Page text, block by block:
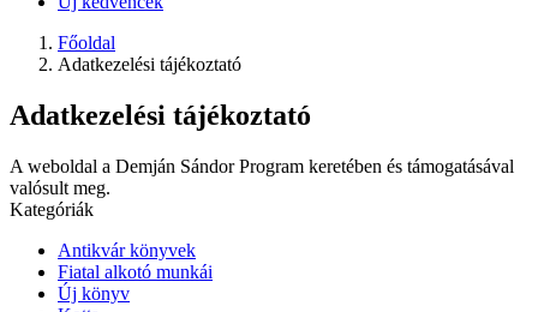
Főoldal
Adatkezelési tájékoztató
Adatkezelési tájékoztató
A weboldal a Demján Sándor Program keretében és támogatásával
valósult meg.
Kategóriák
Antikvár könyvek
Fiatal alkotó munkái
Új könyv